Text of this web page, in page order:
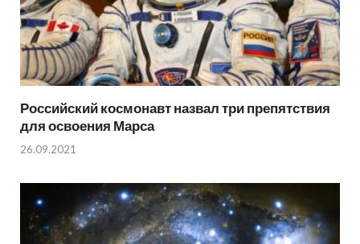
Российский космонавт назвал три препятствия
для освоения Марса
26.09.2021